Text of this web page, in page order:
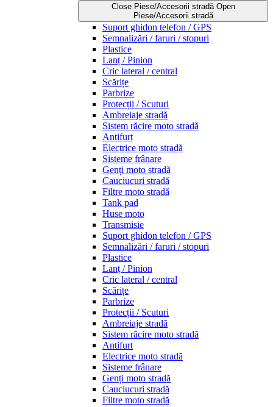
Close Piese/Accesorii stradă Open
Piese/Accesorii stradă
Suport ghidon telefon / GPS
Semnalizări / faruri / stopuri
Plastice
Lanț / Pinion
Cric lateral / central
Scărițe
Parbrize
Protecții / Scuturi
Ambreiaje stradă
Sistem răcire moto stradă
Antifurt
Electrice moto stradă
Sisteme frânare
Genți moto stradă
Cauciucuri stradă
Filtre moto stradă
Tank pad
Huse moto
Transmisie
Suport ghidon telefon / GPS
Semnalizări / faruri / stopuri
Plastice
Lanț / Pinion
Cric lateral / central
Scărițe
Parbrize
Protecții / Scuturi
Ambreiaje stradă
Sistem răcire moto stradă
Antifurt
Electrice moto stradă
Sisteme frânare
Genți moto stradă
Cauciucuri stradă
Filtre moto stradă